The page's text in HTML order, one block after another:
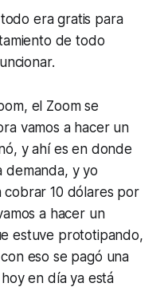
era gratis para
de todo
el Zoom se
vamos a hacer un
y ahí es en donde
demanda, y yo
cobrar 10 dólares por
a hacer un
estuve prototipando,
eso se pagó una
en día ya está